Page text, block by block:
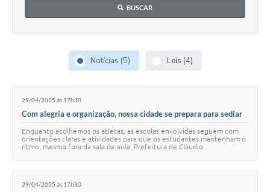
BUSCAR
Notícias (5) Leis (4)
29/04/2025 às 17h30
Com alegria e organização, nossa cidade se prepara para sediar
Enquanto acolhemos os atletas, as escolas envolvidas seguem com
orientações claras e atividades para que os estudantes mantenham o
ritmo, mesmo fora da sala de aula. Prefeitura de Cláudio
29/04/2025 às 17h30